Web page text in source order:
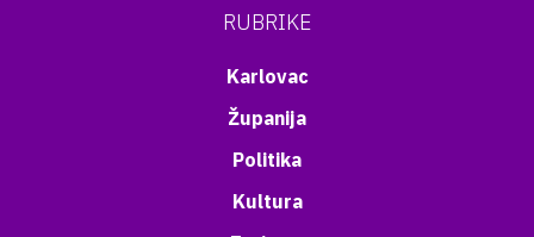
RUBRIKE
Karlovac
Županija
Politika
Kultura